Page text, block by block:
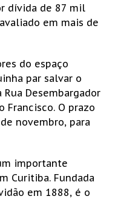
dívida de 87 mil
em mais de
do espaço
par salvar o
Desembargador
Francisco. O prazo
novembro, para
importante
Curitiba. Fundada
em 1888, é o